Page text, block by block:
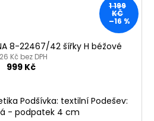
1 199
KČ
–16 %
8-22467/42 šířky H béžové
Kč bez DPH
999 Kč
Podšívka: textilní Podešev:
- podpatek 4 cm